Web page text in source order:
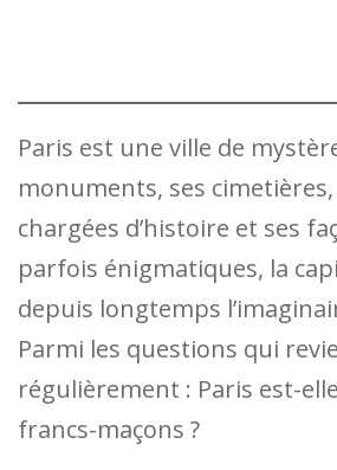
Paris est une ville de
monuments, ses cimetières,
chargées d’histoire et ses
parfois énigmatiques, la
depuis longtemps
Parmi les questions qui
régulièrement : Paris est-
francs-maçons ?